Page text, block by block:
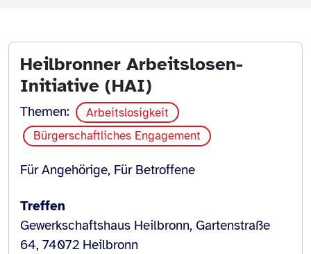
Heilbronner Arbeitslosen-
Initiative (HAI)
Themen:
Arbeitslosigkeit
Bürgerschaftliches Engagement
Für Angehörige, Für Betroffene
Treffen
Gewerkschaftshaus Heilbronn, Gartenstraße
64, 74072 Heilbronn